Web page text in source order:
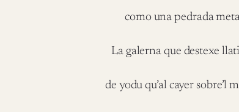
como una pedrada
La galerna que destexe
de yodu qu’al cayer sobre’l